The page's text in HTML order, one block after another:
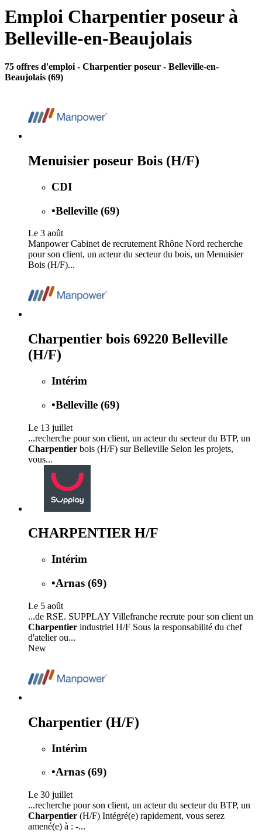
Emploi Charpentier poseur à
Belleville-en-Beaujolais
75 offres d'emploi - Charpentier poseur - Belleville-en-
Beaujolais (69)
Menuisier poseur Bois (H/F)
CDI
•Belleville (69)
Le 3 août
Manpower Cabinet de recrutement Rhône Nord recherche
pour son client, un acteur du secteur du bois, un Menuisier
Bois (H/F)...
Charpentier bois 69220 Belleville
(H/F)
Intérim
•Belleville (69)
Le 13 juillet
...recherche pour son client, un acteur du secteur du BTP, un
Charpentier bois (H/F) sur Belleville Selon les projets,
vous...
CHARPENTIER H/F
Intérim
•Arnas (69)
Le 5 août
...de RSE. SUPPLAY Villefranche recrute pour son client un
Charpentier industriel H/F Sous la responsabilité du chef
d'atelier ou...
New
Charpentier (H/F)
Intérim
•Arnas (69)
Le 30 juillet
...recherche pour son client, un acteur du secteur du BTP, un
Charpentier (H/F) Intégré(e) rapidement, vous serez
amené(e) à : -...